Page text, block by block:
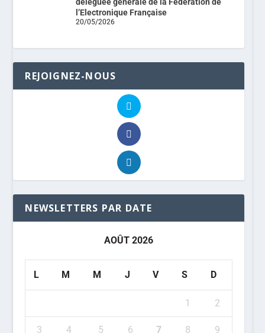
déléguée générale de la Fédération de
l’Electronique Française
20/05/2026
REJOIGNEZ-NOUS
NEWSLETTERS PAR DATE
AOÛT 2026
L M M J V S D
1 2
3 4 5 6 7 8 9